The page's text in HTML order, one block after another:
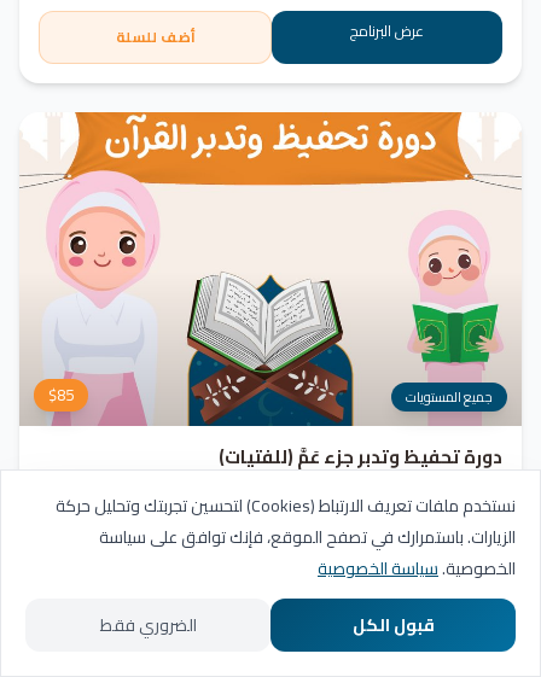
عرض البرنامج أضف للسلة
جميع المستويات $85
دورة تحفيظ وتدبر جزء عَمَّ (للفتيات)
معاني السور. يشمل المنهج مراجعة دورية للسور المحفوظة، وترسيخ القيم والأخلاق
القرآنية من خلال أنشطة تفاعلية تدعم مهارات القراءة والفهم.
التسجيل مفتوح
عدد الدروس شهادة
عرض البرنامج الرئيسية المسارات التعليمية
نستخدم ملفات تعريف الارتباط (Cookies) لتحسين تجربتك وتحليل حركة
الزيارات. باستمرارك في تصفح الموقع، فإنك توافق على سياسة
الخصوصية.سياسة الخصوصية
قبول الكل
الضروري فقط